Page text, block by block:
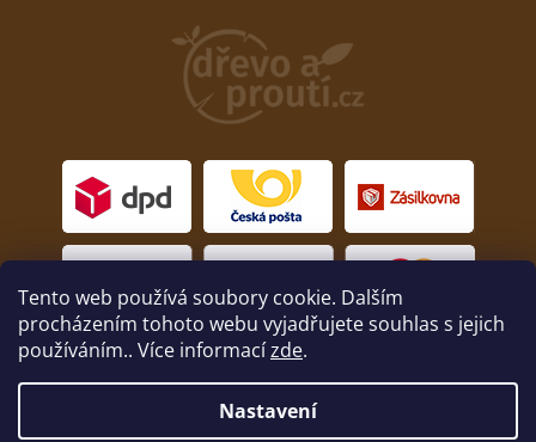
Tento web používá soubory cookie. Dalším
procházením tohoto webu vyjadřujete souhlas s jejich
používáním.. Více informacízde.
Nastavení